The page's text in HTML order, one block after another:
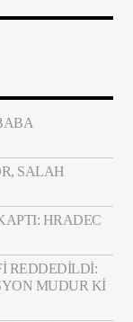
SALAH
HRADEC
REDDEDILDI:
MUDUR KI